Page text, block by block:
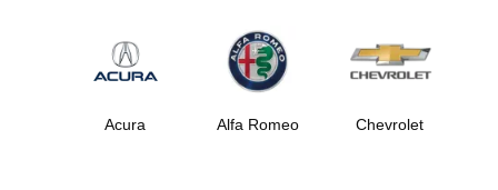
Acura Alfa Romeo Chevrolet